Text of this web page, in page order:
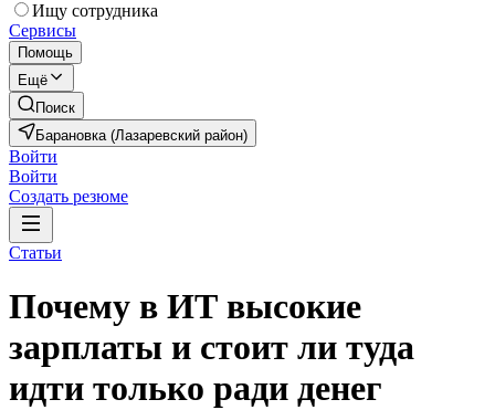
Ищу сотрудника
Сервисы
Помощь
Ещё
Поиск
Барановка (Лазаревский район)
Войти
Войти
Создать резюме
Статьи
Почему в ИТ высокие
зарплаты и стоит ли туда
идти только ради денег